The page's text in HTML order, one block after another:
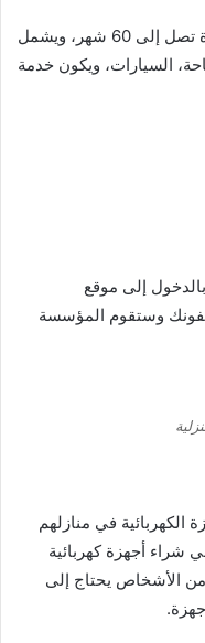
وتقدم مؤسسة أمان خدمة التقسيط لمدة تصل إلى 60 شهر، ويشمل
السيارات، ويكون خدمة
إلى موقع
وستقوم المؤسسة
الكهربائية في منازلهم
شراء أجهزة كهربائية
الأشخاص يحتاج إلى